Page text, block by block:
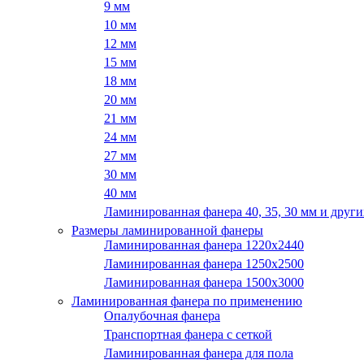
9 мм
10 мм
12 мм
15 мм
18 мм
20 мм
21 мм
24 мм
27 мм
30 мм
40 мм
Ламинированная фанера 40, 35, 30 мм и
Размеры ламинированной фанеры
Ламинированная фанера 1220x2440
Ламинированная фанера 1250х2500
Ламинированная фанера 1500x3000
Ламинированная фанера по применению
Опалубочная фанера
Транспортная фанера с сеткой
Ламинированная фанера для пола